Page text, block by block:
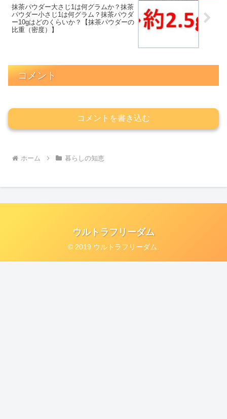
抹茶パウダー大さじ1は何グラムか？抹茶
パウダー小さじ1は何グラム？抹茶パウダ
ー10gはどのくらいか？【抹茶パウダーの
比重（密度）】
コメント
コメントを書き込む
ホーム 暮らしの知恵
ウルトラフリーダム
© 2019 ウルトラフリーダム.